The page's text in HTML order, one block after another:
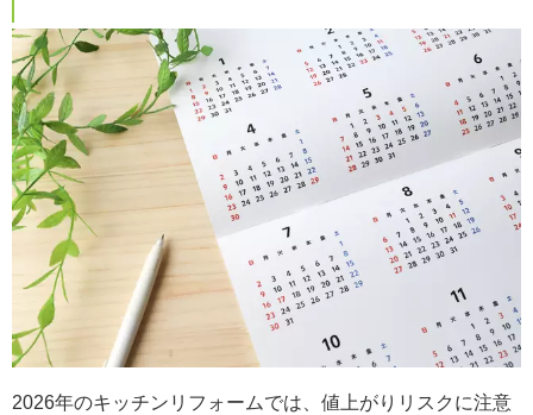
2026年のキッチンリフォームでは、値上がりリスクに注意